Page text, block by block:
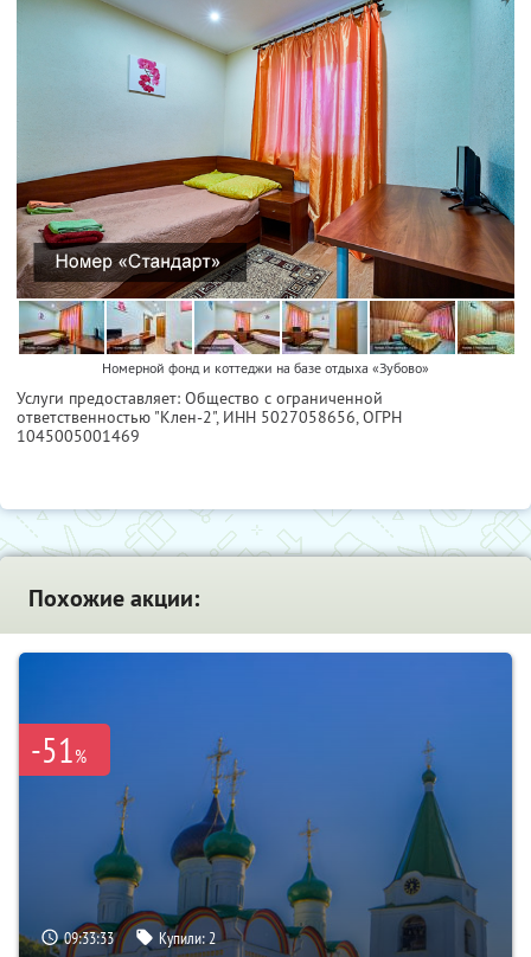
Номерной фонд и коттеджи на базе отдыха «Зубово»
Услуги предоставляет: Общество с ограниченной
ответственностью "Клен-2", ИНН 5027058656, ОГРН
1045005001469
Похожие акции:
-51%
09:33:31 Купили:2